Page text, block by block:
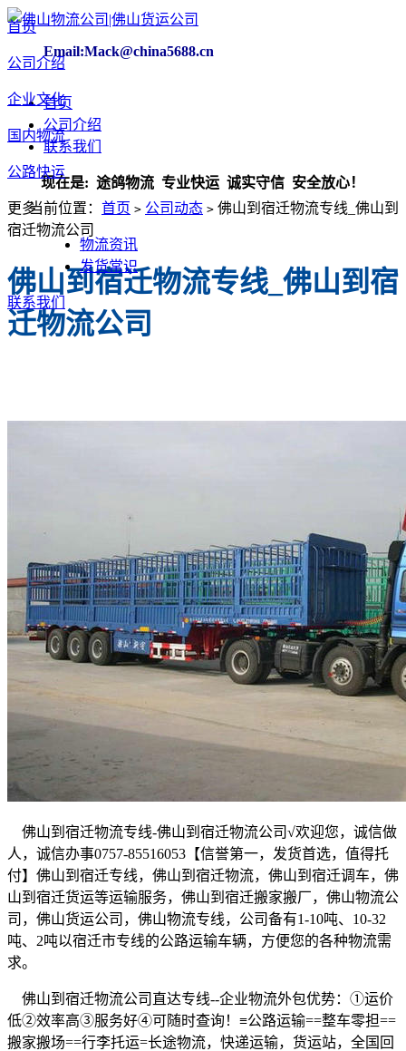
Email:Mack@china5688.cn
首页
公司介绍
联系我们
！ 现在是:途鸽物流 专业快运 诚实守信 安全放心！
首页
公司介绍
企业文化
国内物流
公路快运
更多
物流资讯
发货常识
联系我们
当前位置： 首页 > 公司动态 > 佛山到宿迁物流专线_佛山到
宿迁物流公司
佛山到宿迁物流专线_佛山到宿
迁物流公司
佛山到宿迁物流专线-佛山到宿迁物流公司√欢迎您，诚信做
人，诚信办事0757-85516053 【信誉第一，发货首选，值得托
付】佛山到宿迁专线，佛山到宿迁物流，佛山到宿迁调车，佛
山到宿迁货运等运输服务，佛山到宿迁搬家搬厂，佛山物流公
司，佛山货运公司，佛山物流专线，公司备有1-10吨、 10-32
吨、 2吨以宿迁市专线的公路运输车辆，方便您的各种物流需
求。
佛山到宿迁物流公司直达专线--企业物流外包优势： ①运价
低②效率高③服务好④可随时查询！ ≡公路运输==整车零担==
搬家搬场==行李托运=长途物流，快递运输，货运站，全国回